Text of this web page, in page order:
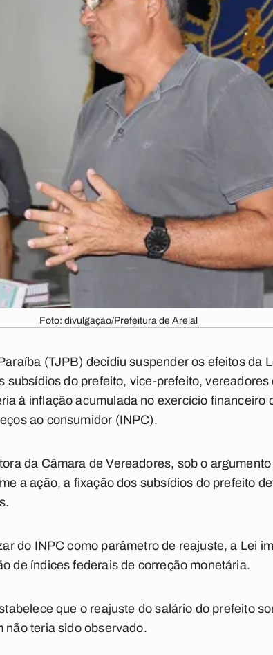
Foto: divulgação/Prefeitura de Areial
(TJPB) decidiu suspender os efeitos da
subsídios do prefeito, vice-prefeito,
à inflação acumulada no exercício financeiro
ao consumidor (INPC).
da Câmara de Vereadores, sob o
a ação, a fixação dos subsídios do prefeito
do INPC como parâmetro de reajuste, a Lei
de índices federais de correção monetária.
que o reajuste do salário do prefeito
não teria sido observado.